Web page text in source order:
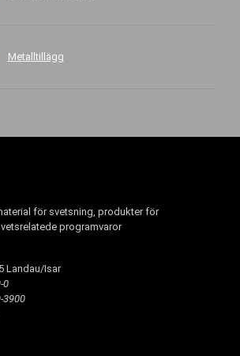
Metalltillägg
för svetsning, produkter för
programvaror
Landau/Isar
0
3900